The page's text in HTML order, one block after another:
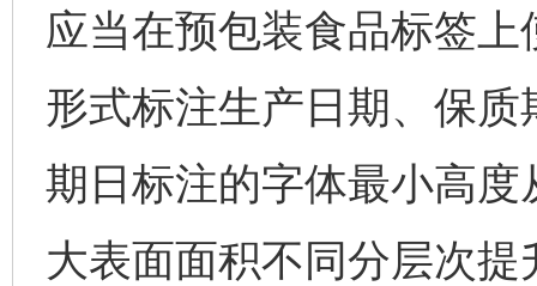
应当在预包装食品标签
形式标注生产日期、保
期日标注的字体最小高
大表面面积不同分层次